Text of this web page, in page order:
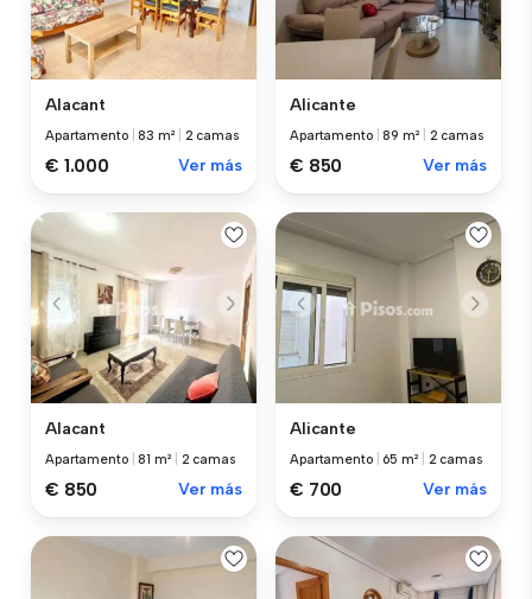
Alacant
Apartamento |83 m² 2 camas
€ 1.000 Ver más
Alicante
Apartamento |89 m² 2 camas
€ 850 Ver más
Alacant
Apartamento |81 m² 2 camas
€ 850 Ver más
Alicante
Apartamento 65 m² 2 camas
€ 700 Ver más